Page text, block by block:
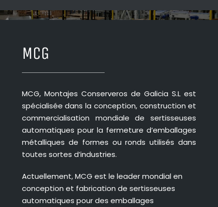
MCG
MCG, Montajes Conserveros de Galicia S.L est
spécialisée dans la conception, construction et
commercialisation mondiale de sertisseuses
automatiques pour la fermeture d’emballages
métalliques de formes ou ronds utilisés dans
toutes sortes d’industries.
Actuellement, MCG est le leader mondial en
conception et fabrication de sertisseuses
automatiques pour des emballages